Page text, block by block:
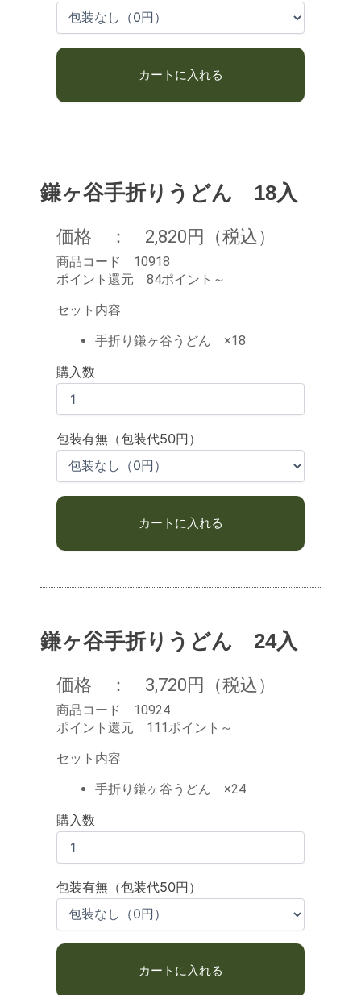
鎌ヶ谷手折りうどん 18入
価格 ： 2,820円（税込）
商品コード 10918
ポイント還元 84ポイント～
セット内容
手折り鎌ヶ谷うどん ×18
購入数
包装有無（包装代50円）
鎌ヶ谷手折りうどん 24入
価格 ： 3,720円（税込）
商品コード 10924
ポイント還元 111ポイント～
セット内容
手折り鎌ヶ谷うどん ×24
購入数
包装有無（包装代50円）